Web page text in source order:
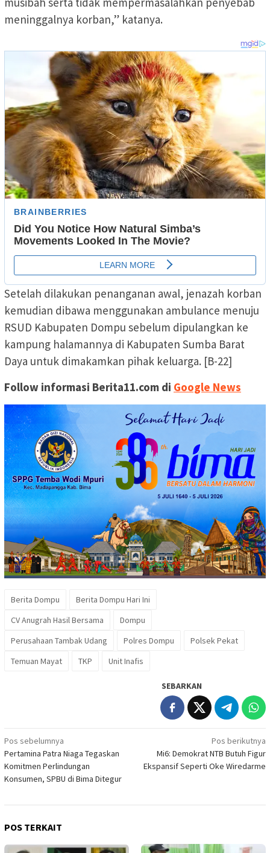
meninggalnya korban,” katanya.
Setelah dilakukan penanganan awal, jenazah korban
kemudian dibawa menggunakan ambulance menuju
RSUD Kabupaten Dompu sebelum dipulangkan ke
kampung halamannya di Kabupaten Sumba Barat
Daya untuk dimakamkan pihak keluarga. [B-22]
Follow informasi Berita11.com di Google News
Berita Dompu
Berita Dompu Hari Ini
CV Anugrah Hasil Bersama
Dompu
Perusahaan Tambak Udang
Polres Dompu
Polsek Pekat
Temuan Mayat
TKP Unit Inafis
SEBARKAN
Navigasi
pos
Pos sebelumnya
Pertamina Patra Niaga Tegaskan
Komitmen Perlindungan
Konsumen, SPBU di Bima Ditegur
Pos berikutnya
Mi6: Demokrat NTB Butuh Figur
Ekspansif Seperti Oke Wiredarme
POS TERKAIT